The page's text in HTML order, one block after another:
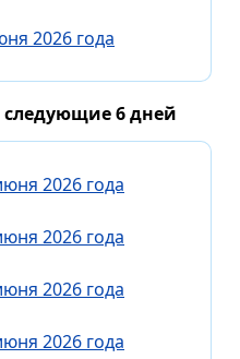
2026 года
6 дней
2026 года
2026 года
2026 года
2026 года